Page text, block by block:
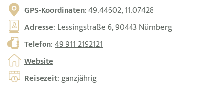
GPS-Koordinaten: 49.44602, 11.07428
Adresse: Lessingstraße 6, 90443 Nürnberg
Telefon:49 911 2192121
Website
Reisezeit: ganzjährig